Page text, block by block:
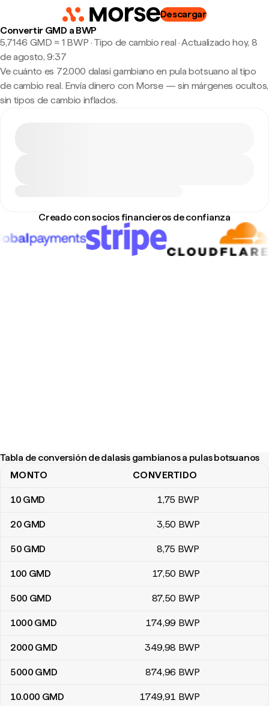
Descargar
Convertir GMD a BWP
5,7146 GMD ≈ 1 BWP · Tipo de cambio real ·Actualizado hoy, 8
de agosto, 9:37
Ve cuánto es 72.000 dalasi gambiano en pula botsuano al tipo
de cambio real. Envía dinero con Morse — sin márgenes ocultos,
sin tipos de cambio inflados.
Creado con socios financieros de confianza
Tabla de conversión de dalasis gambianos a pulas botsuanos
Tabla de conversión de dalasis gambianos a pulas botsuanos
MONTO CONVERTIDO
10 GMD 1,75 BWP
20 GMD 3,50 BWP
50 GMD 8,75 BWP
100 GMD 17,50 BWP
500 GMD 87,50 BWP
1000 GMD 174,99 BWP
2000 GMD 349,98 BWP
5000 GMD 874,96 BWP
10.000 GMD 1749,91 BWP